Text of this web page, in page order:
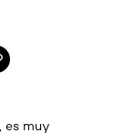
, es muy